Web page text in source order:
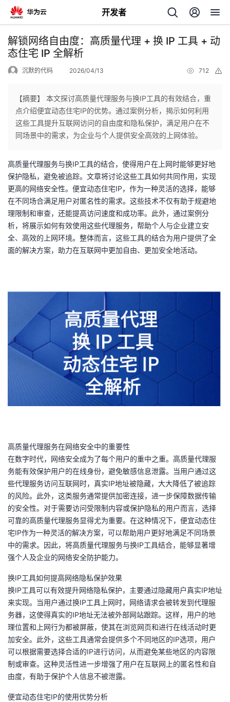
开发者
返
回
个
主
页
的
开
发
者
博
客
的
论
我
的
我
动
关
注
的
开
发
者
学
的
课
程
我
的
认
证
我
的
实
我
的
我
的
Programs
我
的
支
持
的
技
术
支
持
我
的
云
声
建
解锁网络自由度：高质量代理 + 换 IP 工具 + 动
态住宅 IP 全解析
沉默的代码 2026/04/13 712
【摘要】 本文探讨高质量代理服务与换IP工具的有效结合，重
点介绍便宜动态住宅IP的优势。通过案例分析，揭示如何利用
这些工具提升互联网访问的自由度和隐私保护，满足用户在不
同场景中的需求，为企业与个人提供安全高效的上网体验。
高质量代理服务与换IP工具的结合，使得用户在上网时能够更好地
保护隐私，避免被追踪。文章将讨论这些工具如何共同作用，实现
更高的网络安全性。便宜动态住宅IP，作为一种灵活的选择，能够
在不同场合满足用户对匿名性的需求。这些技术不仅有助于规避地
理限制和审查，还能提高访问速度和成功率。此外，通过案例分
析，将展示如何有效使用这些代理服务，帮助个人与企业建立安
全、高效的上网环境。整体而言，这些工具的结合为用户提供了全
面的解决方案，助力在互联网中更加自由、更加安全地活动。
高质量代理服务在网络安全中的重要性
在数字时代，网络安全成为了每个用户的重中之重。高质量代理服
务能有效保护用户的在线身份，避免敏感信息泄露。当用户通过这
些代理服务访问互联网时，真实IP地址被隐藏，大大降低了被追踪
的风险。此外，这类服务通常提供加密连接，进一步保障数据传输
的安全性。对于需要访问受限制内容或保护隐私的用户而言，选择
可靠的高质量代理服务显得尤为重要。在这种情况下，便宜动态住
宅IP作为一种灵活的解决方案，可以帮助用户更好地满足不同场景
中的需求。因此，将高质量代理服务与换IP工具结合，能够显著增
强个人及企业的网络安全防护能力。
换IP工具如何提高网络隐私保护效果
换IP工具可以有效提升网络隐私保护，主要通过隐藏用户真实IP地址
来实现。当用户通过换IP工具上网时，网络请求会被转发到代理服
务器，这使得真实的IP地址无法被外部网站跟踪。这样，用户的地
理位置和上网行为都被屏蔽，使其在浏览网页和进行在线活动时更
加安全。此外，这些工具通常会提供多个不同地区的IP选项，用户
可以根据需要选择合适的IP进行访问，从而避免某些地区的内容限
制或审查。这种灵活性进一步增强了用户在互联网上的匿名性和自
由度，有助于保护个人信息不被泄露。
便宜动态住宅IP的使用优势分析